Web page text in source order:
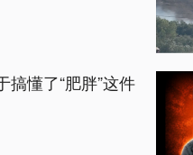
懂了“肥胖”这件